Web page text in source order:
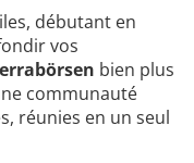
débutant en
vos
bien plus
communauté
réunies en un seul